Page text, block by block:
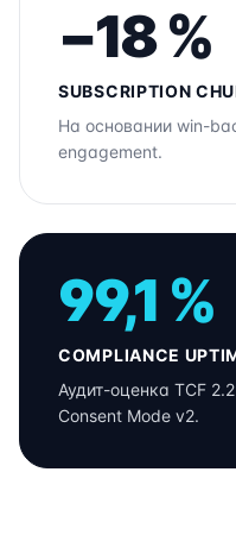
−18 %
SUBSCRIPTION
На основании win-
engagement.
99,1 %
COMPLIANCE
Аудит-оценка TCF
Consent Mode v2.